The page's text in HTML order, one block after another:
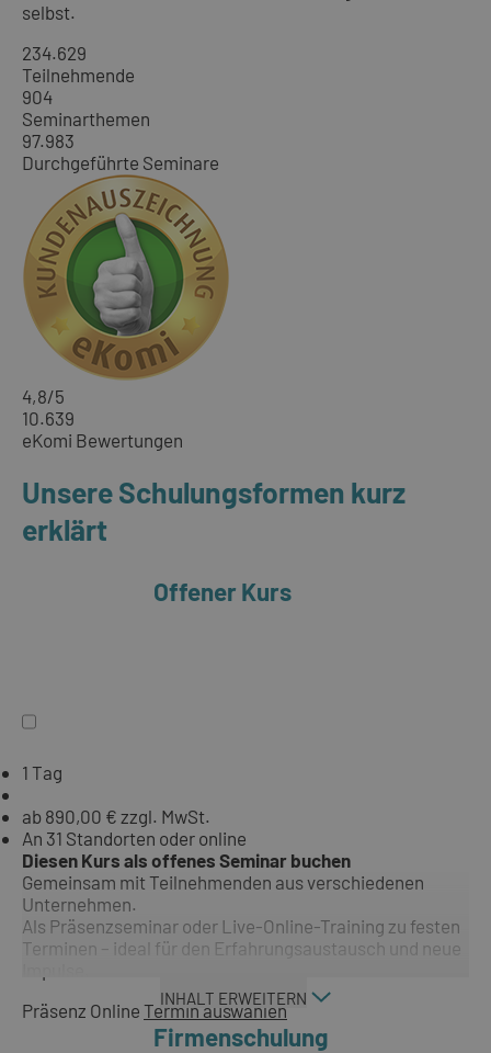
selbst.
234.629
Teilnehmende
904
Seminarthemen
97.983
Durchgeführte Seminare
4,8/5
10.639
eKomi Bewertungen
Unsere Schulungsformen kurz
erklärt
Offener Kurs
1 Tag
ab 890,00 € zzgl. MwSt.
An 31 Standorten oder online
Diesen Kurs als offenes Seminar buchen
Gemeinsam mit Teilnehmenden aus verschiedenen
Unternehmen.
Als Präsenzseminar oder Live-Online-Training zu festen
Terminen – ideal für den Erfahrungsaustausch und neue
INHALT ERWEITERN
Präsenz Online Termin auswählen
Firmenschulung